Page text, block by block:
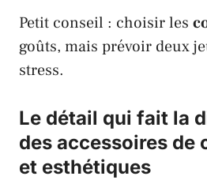
Petit conseil : choisir les
goûts, mais prévoir deux
stress.
Le détail qui fait la
des accessoires de
et esthétiques